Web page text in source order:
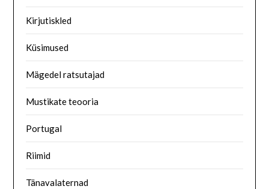
Kirjutiskled
Küsimused
Mägedel ratsutajad
Mustikate teooria
Portugal
Riimid
Tänavalaternad